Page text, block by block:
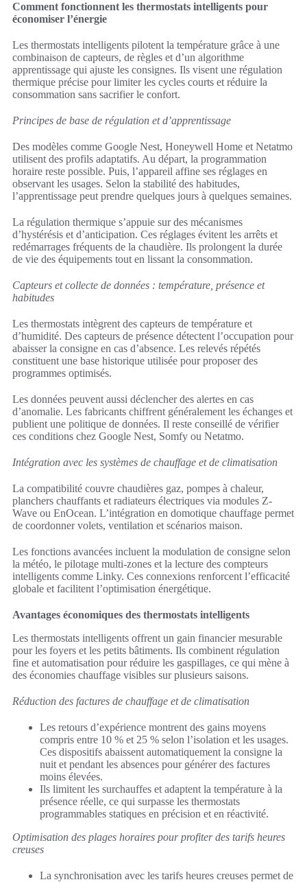
Comment fonctionnent les thermostats intelligents pour
économiser l’énergie
Les thermostats intelligents pilotent la température grâce à une
combinaison de capteurs, de règles et d’un algorithme
apprentissage qui ajuste les consignes. Ils visent une régulation
thermique précise pour limiter les cycles courts et réduire la
consommation sans sacrifier le confort.
Principes de base de régulation et d’apprentissage
Des modèles comme Google Nest, Honeywell Home et Netatmo
utilisent des profils adaptatifs. Au départ, la programmation
horaire reste possible. Puis, l’appareil affine ses réglages en
observant les usages. Selon la stabilité des habitudes,
l’apprentissage peut prendre quelques jours à quelques semaines.
La régulation thermique s’appuie sur des mécanismes
d’hystérésis et d’anticipation. Ces réglages évitent les arrêts et
redémarrages fréquents de la chaudière. Ils prolongent la durée
de vie des équipements tout en lissant la consommation.
Capteurs et collecte de données : température, présence et
habitudes
Les thermostats intègrent des capteurs de température et
d’humidité. Des capteurs de présence détectent l’occupation pour
abaisser la consigne en cas d’absence. Les relevés répétés
constituent une base historique utilisée pour proposer des
programmes optimisés.
Les données peuvent aussi déclencher des alertes en cas
d’anomalie. Les fabricants chiffrent généralement les échanges et
publient une politique de données. Il reste conseillé de vérifier
ces conditions chez Google Nest, Somfy ou Netatmo.
Intégration avec les systèmes de chauffage et de climatisation
La compatibilité couvre chaudières gaz, pompes à chaleur,
planchers chauffants et radiateurs électriques via modules Z-
Wave ou EnOcean. L’intégration en domotique chauffage permet
de coordonner volets, ventilation et scénarios maison.
Les fonctions avancées incluent la modulation de consigne selon
la météo, le pilotage multi-zones et la lecture des compteurs
intelligents comme Linky. Ces connexions renforcent l’efficacité
globale et facilitent l’optimisation énergétique.
Avantages économiques des thermostats intelligents
Les thermostats intelligents offrent un gain financier mesurable
pour les foyers et les petits bâtiments. Ils combinent régulation
fine et automatisation pour réduire les gaspillages, ce qui mène à
des économies chauffage visibles sur plusieurs saisons.
Réduction des factures de chauffage et de climatisation
Les retours d’expérience montrent des gains moyens
compris entre 10 % et 25 % selon l’isolation et les usages.
Ces dispositifs abaissent automatiquement la consigne la
nuit et pendant les absences pour générer des factures
moins élevées.
Ils limitent les surchauffes et adaptent la température à la
présence réelle, ce qui surpasse les thermostats
programmables statiques en précision et en réactivité.
Optimisation des plages horaires pour profiter des tarifs heures
creuses
La synchronisation avec les tarifs heures creuses permet de